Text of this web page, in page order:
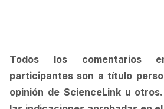
Todos los comentarios
participantes son a título
opinión de ScienceLink u